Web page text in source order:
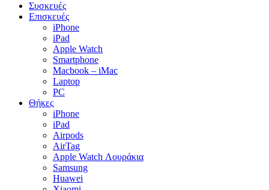
Συσκευές
Επισκευές
iPhone
iPad
Apple Watch
Smartphone
Macbook – iMac
Laptop
PC
Θήκες
iPhone
iPad
Airpods
AirTag
Apple Watch Λουράκια
Samsung
Huawei